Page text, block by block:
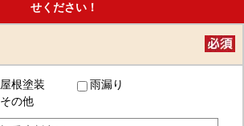
せください！
屋根塗装
雨漏り
その他